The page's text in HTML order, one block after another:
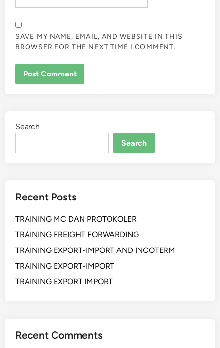
SAVE MY NAME, EMAIL, AND WEBSITE IN THIS
BROWSER FOR THE NEXT TIME I COMMENT.
Search
Search
Recent Posts
TRAINING MC DAN PROTOKOLER
TRAINING FREIGHT FORWARDING
TRAINING EXPORT-IMPORT AND INCOTERM
TRAINING EXPORT-IMPORT
TRAINING EXPORT IMPORT
Recent Comments